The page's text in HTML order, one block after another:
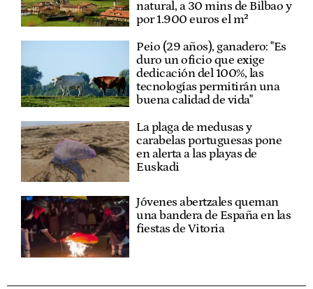
natural, a 30 mins de Bilbao y
por 1.900 euros el m²
Peio (29 años), ganadero: "Es
duro un oficio que exige
dedicación del 100%, las
tecnologías permitirán una
buena calidad de vida"
La plaga de medusas y
carabelas portuguesas pone
en alerta a las playas de
Euskadi
Jóvenes abertzales queman
una bandera de España en las
fiestas de Vitoria